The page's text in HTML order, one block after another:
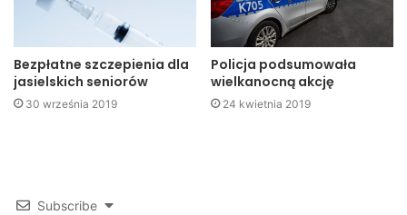
zwierzęta
Bezpłatne szczepienia dla
jasielskich seniorów
30 września 2019
Policja podsumowała
wielkanocną akcję
24 kwietnia 2019
Subscribe